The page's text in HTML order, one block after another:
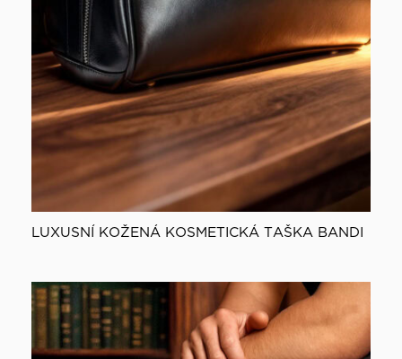
LUXUSNÍ KOŽENÁ KOSMETICKÁ TAŠKA BANDI